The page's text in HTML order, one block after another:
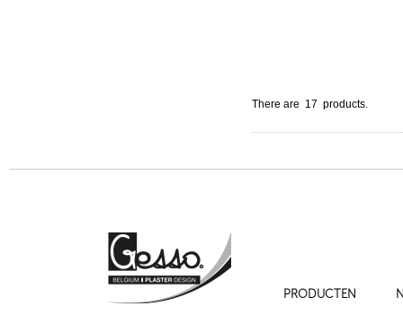
There are 17 products.
PRODUCTEN